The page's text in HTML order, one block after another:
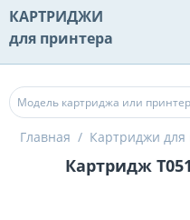
КАРТРИДЖИ
для принтера
Главная / Картриджи для
Картридж